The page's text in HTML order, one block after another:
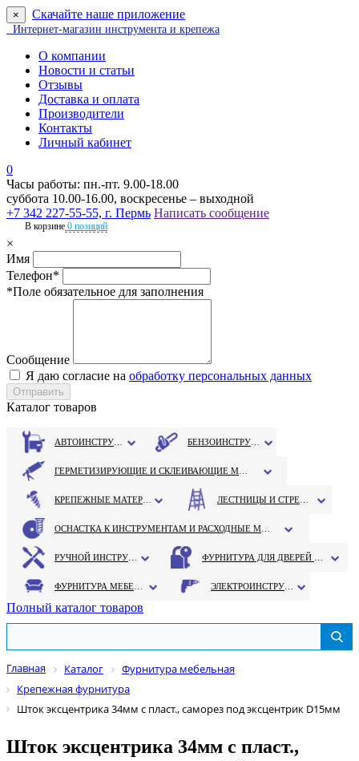
× Скачайте наше приложение
Интернет-магазин инструмента и крепежа
О компании
Новости и статьи
Отзывы
Доставка и оплата
Производители
Контакты
Личный кабинет
0
Часы работы: пн.-пт. 9.00-18.00
суббота 10.00-16.00, воскресенье – выходной
+7 342 227-55-55, г. Пермь Написать сообщение
В корзине 0 позиций
×
Имя
Телефон*
*Поле обязательное для заполнения
Сообщение
Я даю согласие на обработку персональных данных
Каталог товаров
Полный каталог товаров
Главная Каталог
Фурнитура мебельная
Крепежная фурнитура
Шток эксцентрика 34мм с пласт., саморез под эксцентрик D15мм
Шток эксцентрика 34мм с пласт.,